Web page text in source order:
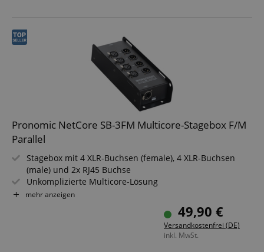
Pronomic NetCore SB-3FM Multicore-Stagebox F/M
Parallel
Stagebox mit 4 XLR-Buchsen (female), 4 XLR-Buchsen
(male) und 2x RJ45 Buchse
Unkomplizierte Multicore-Lösung
Zur Übertragung analoger oder digitaler Signale über
Systemkomponenten beliebig kombinierbar
Betrieb nur mit geschirmten Kabeln ab Cat5 möglich
mehr anzeigen
49,90 €
Versandkostenfrei (DE)
inkl. MwSt.